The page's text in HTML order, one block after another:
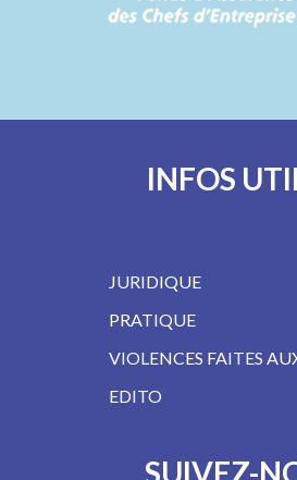
INFOS
JURIDIQUE
PRATIQUE
VIOLENCES FAITES
EDITO
SUIVEZ-